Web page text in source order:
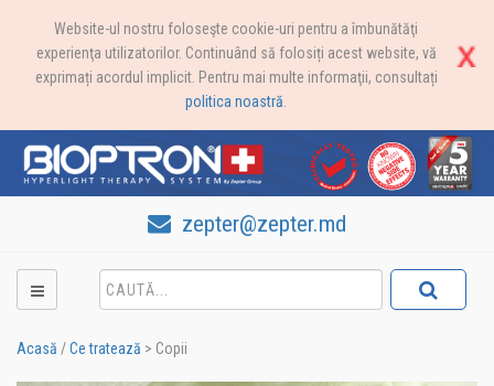
Website-ul nostru foloseşte cookie-uri pentru a îmbunătăţi
experienţa utilizatorilor. Continuând să folosiți acest website, vă
exprimați acordul implicit. Pentru mai multe informaţii, consultați
politica noastră
zepter@zepter.md
Acasă /Ce tratează > Copii